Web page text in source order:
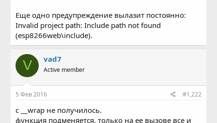
Еще одно предупреждение вылазит постоянно:
Invalid project path: Include path not found
(esp8266web\include).
V vad7
Active member
5 Фев 2016 #1,222
с __wrap не получилось.
функция подменяется, только на ее вызове все и